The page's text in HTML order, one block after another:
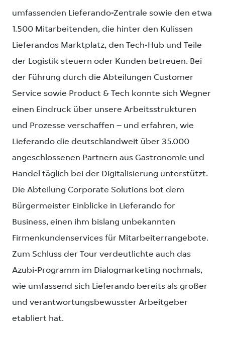
umfassenden Lieferando-Zentrale sowie den etwa
1.500 Mitarbeitenden, die hinter den Kulissen
Lieferandos Marktplatz, den Tech-Hub und Teile
der Logistik steuern oder Kunden betreuen. Bei
der Führung durch die Abteilungen Customer
Service sowie Product & Tech konnte sich Wegner
einen Eindruck über unsere Arbeitsstrukturen
und Prozesse verschaffen – und erfahren, wie
Lieferando die deutschlandweit über 35.000
angeschlossenen Partnern aus Gastronomie und
Handel täglich bei der Digitalisierung unterstützt.
Die Abteilung Corporate Solutions bot dem
Bürgermeister Einblicke in Lieferando for
Business, einen ihm bislang unbekannten
Firmenkundenservices für Mitarbeiterrangebote.
Zum Schluss der Tour verdeutlichte auch das
Azubi-Programm im Dialogmarketing nochmals,
wie umfassend sich Lieferando bereits als großer
und verantwortungsbewusster Arbeitgeber
etabliert hat.